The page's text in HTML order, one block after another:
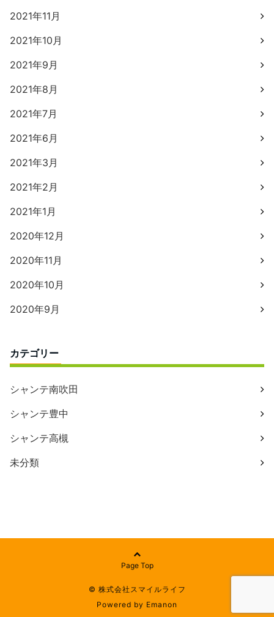
2021年11月
2021年10月
2021年9月
2021年8月
2021年7月
2021年6月
2021年3月
2021年2月
2021年1月
2020年12月
2020年11月
2020年10月
2020年9月
カテゴリー
シャンテ南吹田
シャンテ豊中
シャンテ高槻
未分類
Page Top
© 株式会社スマイルライフ
Powered by Emanon